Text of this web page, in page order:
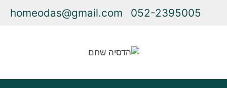
052-2395005
homeodas@gmail.com